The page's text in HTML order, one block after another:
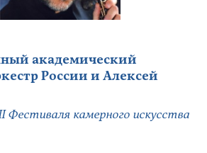
академический
России и Алексей
Фестиваля камерного искусства